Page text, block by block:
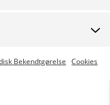
er mulig
Bekendtgørelse Cookies